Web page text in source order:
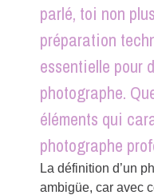
parlé, toi non
préparation
essentielle pour
photographe.
éléments qui
photographe
La définition d’un
ambigüe, car avec